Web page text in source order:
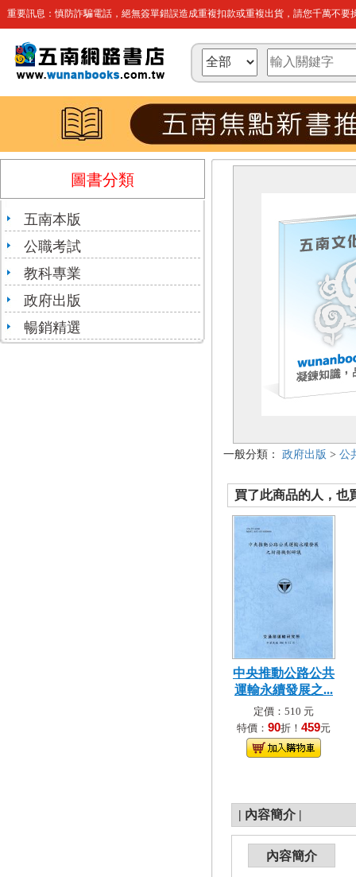
重要訊息：慎防詐騙電話，絕無簽單錯誤造成重複扣款或重複出貨，請您千萬不要
圖書分類
五南本版
公職考試
教科專業
政府出版
暢銷精選
一般分類： 政府出版 > 公
買了此商品的人，也
中央推動公路公共
運輸永續發展之...
定價：510 元
特價： 90折！ 459元
| 內容簡介 |
內容簡介